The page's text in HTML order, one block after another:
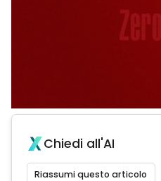
Chiedi all'AI
Riassumi questo articolo